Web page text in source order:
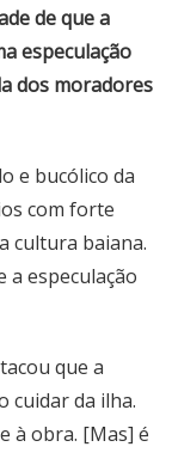
de que a
especulação
dos moradores
e bucólico da
com forte
cultura baiana.
a especulação
que a
cuidar da ilha.
à obra. [Mas] é